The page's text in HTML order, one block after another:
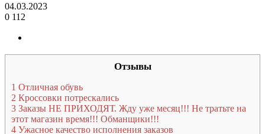
04.03.2023
0 112
Отзывы
1 Отличная обувь
2 Кроссовки потрескались
3 Заказы НЕ ПРИХОДЯТ. Жду уже месяц!!! Не тратьте на
этот магазин время!!! Обманщики!!!
4 Ужасное качество исполнения заказов